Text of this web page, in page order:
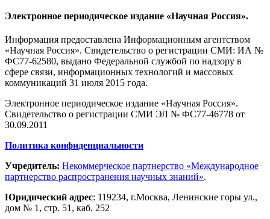
Электронное периодическое издание «Научная Россия».
Информация предоставлена Информационным агентством
«Научная Россия». Свидетельство о регистрации СМИ: ИА №
ФС77-62580, выдано Федеральной службой по надзору в
сфере связи, информационных технологий и массовых
коммуникаций 31 июля 2015 года.
Электронное периодическое издание «Научная Россия».
Свидетельство о регистрации СМИ ЭЛ № ФС77-46778 от
30.09.2011
Политика конфиденциальности
Учредитель: Некоммерческое партнерство «Международное
партнерство распространения научных знаний».
Юридический адрес: 119234, г.Москва, Ленинские горы ул.,
дом № 1, стр. 51 , каб. 252